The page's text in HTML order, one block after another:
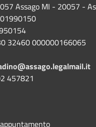
Assago MI - 20057 -
32460 000000166065
457821